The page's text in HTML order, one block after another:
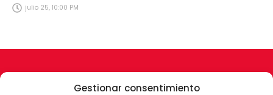
Gestionar consentimiento
julio 25, 10:00 PM